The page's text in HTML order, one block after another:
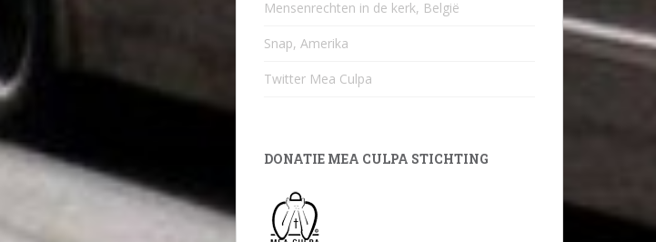
Mensenrechten in de kerk, België
Snap, Amerika
Twitter Mea Culpa
DONATIE MEA CULPA STICHTING